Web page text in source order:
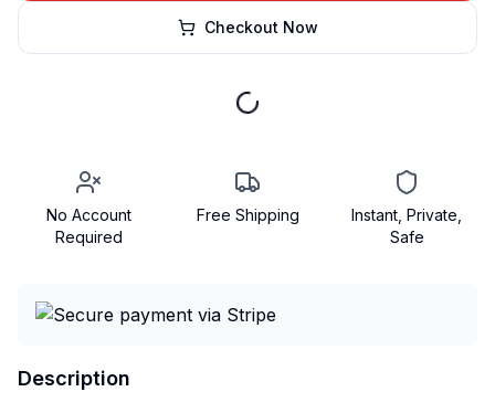
Checkout Now
No Account
Required
Free Shipping
Instant, Private,
Safe
Description